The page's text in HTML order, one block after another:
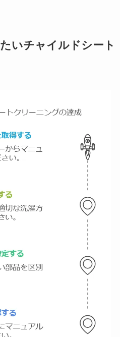
いチャイルドシート